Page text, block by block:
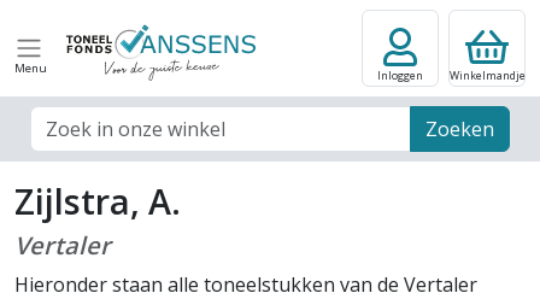
Menu
Zoek veld Zoeken
Inloggen Winkelmandje
Zijlstra, A.
Vertaler
Hieronder staan alle toneelstukken van de Vertaler